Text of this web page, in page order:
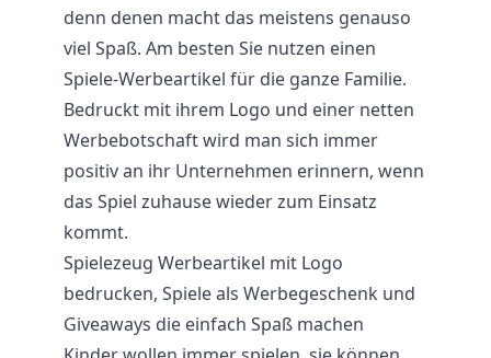
denn denen macht das meistens genauso
viel Spaß. Am besten Sie nutzen einen
Spiele-Werbeartikel für die ganze Familie.
Bedruckt mit ihrem Logo und einer netten
Werbebotschaft wird man sich immer
positiv an ihr Unternehmen erinnern, wenn
das Spiel zuhause wieder zum Einsatz
kommt.
Spielezeug Werbeartikel mit Logo
bedrucken, Spiele als Werbegeschenk und
Giveaways die einfach Spaß machen